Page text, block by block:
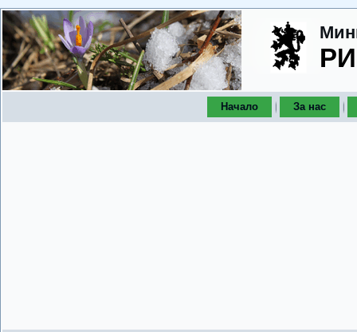
Начало За нас